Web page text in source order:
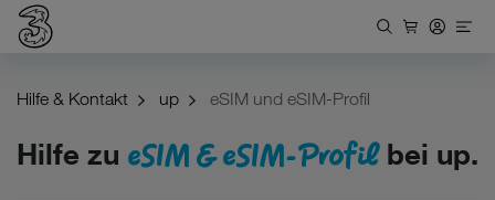
Hilfe & Kontakt up eSIM und eSIM-Profil
Hilfe zu eSIM & eSIM-Profilbei up.